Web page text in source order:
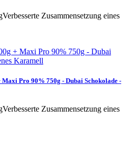
Zusammensetzung eines
Pro 90% 750g - Dubai Schokolade -
Zusammensetzung eines